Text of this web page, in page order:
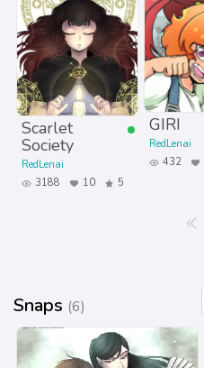
Scarlet
Society
RedLenai
3188
10 5
GIRI
RedLenai
432
Snaps (6)